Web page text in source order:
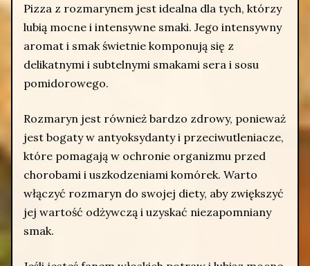
Pizza z rozmarynem jest idealna dla tych, którzy
lubią mocne i intensywne smaki. Jego intensywny
aromat i smak świetnie komponują się z
delikatnymi i subtelnymi smakami sera i sosu
pomidorowego.
Rozmaryn jest również bardzo zdrowy, ponieważ
jest bogaty w antyoksydanty i przeciwutleniacze,
które pomagają w ochronie organizmu przed
chorobami i uszkodzeniami komórek. Warto
włączyć rozmaryn do swojej diety, aby zwiększyć
jej wartość odżywczą i uzyskać niezapomniany
smak.